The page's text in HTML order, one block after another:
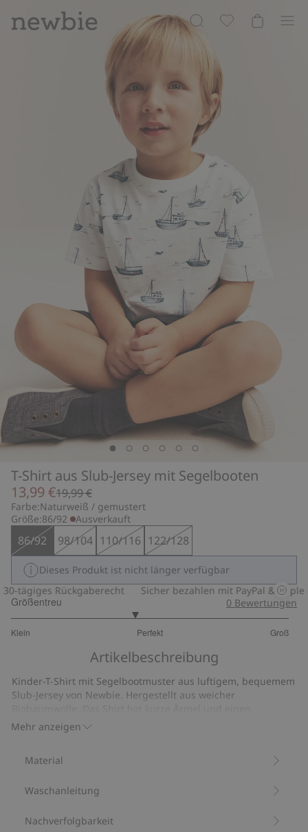
T-Shirt aus Slub-Jersey mit Segelbooten
13,99 €19,99 €
Farbe:Naturweiß / gemustert
Größe:86/92 Ausverkauft
86/92 98/104 110/116 122/128
Dieses Produkt ist nicht länger verfügbar
tägiges Rückgaberecht
Sicher bezahlen mit PayPal & Apple
Größentreu
Klein Perfekt Groß
von
9
Bewertungen
0 Bewertungen
Artikelbeschreibung
Mehr anzeigen
Kinder-T-Shirt mit Segelbootmuster aus luftigem, bequemem
Slub-Jersey von Newbie. Hergestellt aus weicher
gerippten Halsausschnitt.
Segelbootmuster.
Aus 100 % Biobaumwolle.
Bio-Baumwolle –GOTS
Material
Waschanleitung
Nachverfolgbarkeit